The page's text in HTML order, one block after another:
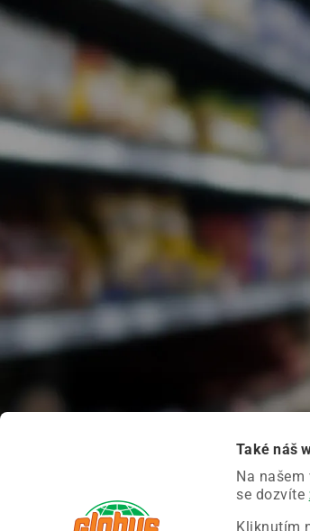
Také náš
Na
se dozvíte
Kliknutím